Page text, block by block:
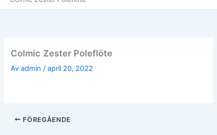
Colmic Zester Poleflöte
Avadmin/april 20, 2022
FÖREGÅENDE